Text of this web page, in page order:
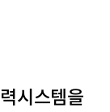
시스템을